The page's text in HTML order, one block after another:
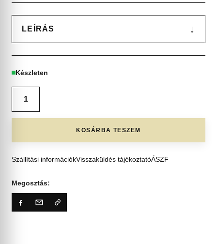
LEÍRÁS ↓
Készleten
KOSÁRBA TESZEM
Szállítási információkVisszaküldés tájékoztatóÁSZF
Megosztás: